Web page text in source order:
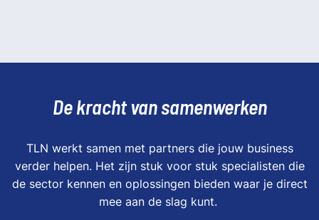
De kracht van samenwerken
TLN werkt samen met partners die jouw business
verder helpen. Het zijn stuk voor stuk specialisten die
de sector kennen en oplossingen bieden waar je direct
mee aan de slag kunt.